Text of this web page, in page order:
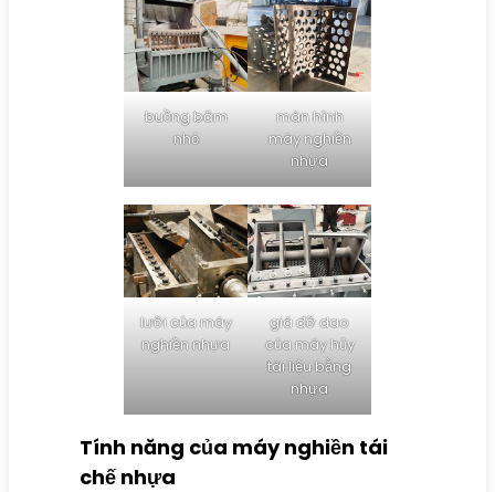
buồng băm
nhỏ
màn hình
máy nghiền
nhựa
lưỡi của máy
nghiền nhựa
giá đỡ dao
của máy hủy
tài liệu bằng
nhựa
Tính năng của máy nghiền tái
chế nhựa